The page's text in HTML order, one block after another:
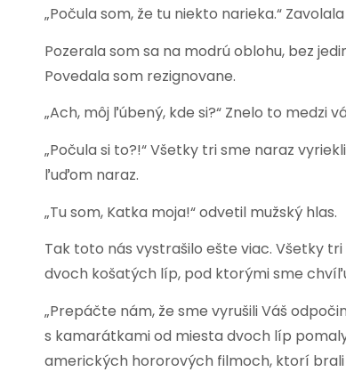
„Počula som, že tu niekto narieka.“
Pozerala som sa na modrú oblohu, bez
Povedala som rezignovane.
„Ach, môj ľúbený, kde si?“ Znelo to medzi
„Počula si to?!“ Všetky tri sme naraz
ľuďom naraz.
„Tu som, Katka moja!“ odvetil mužský hlas.
Tak toto nás vystrašilo ešte viac. Všetky
dvoch košatých líp, pod ktorými sme
„Prepáčte nám, že sme vyrušili Váš
s kamarátkami od miesta dvoch líp
amerických hororových filmoch, ktorí